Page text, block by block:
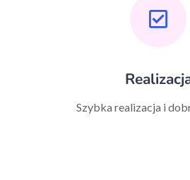
Szybka realizacja i